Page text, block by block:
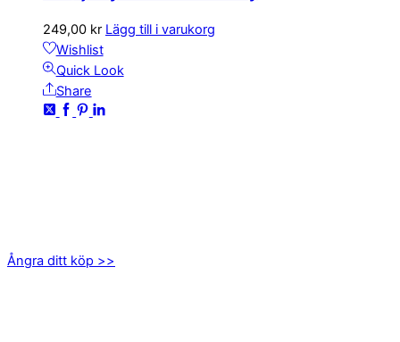
249,00 kr Lägg till i varukorg
Wishlist
Quick Look
Share
Ångra ditt köp >>